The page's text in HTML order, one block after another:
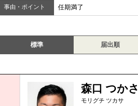
事由・ポイント 任期満了
標準 届出順
森口 つかさ
モリグチ ツカサ